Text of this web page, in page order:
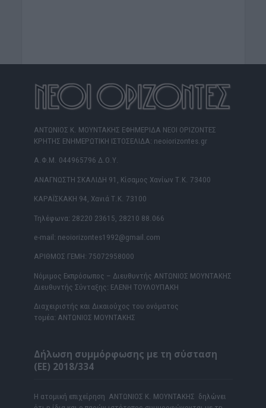
ΑΝΤΩΝΙΟΣ Κ. ΜΟΥΝΤΑΚΗΣ ΕΦΗΜΕΡΙΔΑ ΝΕΟΙ ΟΡΙΖΟΝΤΕΣ
ΚΡΗΤΗΣ ΕΝΗΜΕΡΩΤΙΚΗ ΙΣΤΟΣΕΛΙΔΑ: neoiorizontes.gr
Α.Φ.Μ. 044965796 Δ.Ο.Υ.
ΑΝΑΓΝΩΣΤΗ ΣΚΑΛΙΔΗ 91, Κίσαμος Χανίων Τ.Κ. 73400
ΚΑΡΑΪΣΚΑΚΗ 94, Χανιά Τ.Κ. 73100
Τηλέφωνα: 28220 23615, 28210 88.066
e-mail: neoiorizontes1992@gmail.com
ΑΡΙΘΜΟΣ ΓΕΜΗ: 75072958000
Νόμιμος Εκπρόσωπος – Διευθυντής ΑΝΤΩΝΙΟΣ ΜΟΥΝΤΑΚΗΣ
Διευθυντής Σύνταξης: ΕΛΕΝΗ ΤΟΥΛΟΥΠΑΚΗ
Διαχειριστής και Δικαιούχος του ονόματος
τομέα: ΑΝΤΩΝΙΟΣ ΜΟΥΝΤΑΚΗΣ
Δήλωση συμμόρφωσης με τη σύσταση
(ΕΕ) 2018/334
Η ατομική επιχείρηση ΑΝΤΩΝΙΟΣ Κ. ΜΟΥΝΤΑΚΗΣ δηλώνει